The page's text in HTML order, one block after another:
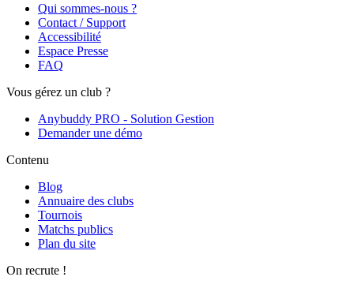
Qui sommes-nous ?
Contact / Support
Accessibilité
Espace Presse
FAQ
Vous gérez un club ?
Anybuddy PRO - Solution Gestion
Demander une démo
Contenu
Blog
Annuaire des clubs
Tournois
Matchs publics
Plan du site
On recrute !